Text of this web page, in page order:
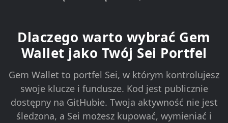
Dlaczego warto wybrać Gem
Wallet jako Twój Sei Portfel
Gem Wallet to portfel Sei, w którym kontrolujesz
swoje klucze i fundusze. Kod jest publicznie
dostępny na GitHubie. Twoja aktywność nie jest
śledzona, a Sei możesz kupować, wymieniać i